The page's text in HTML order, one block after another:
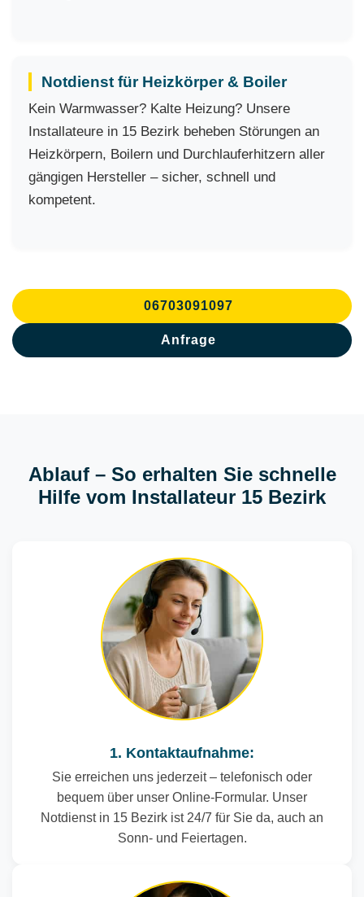
Notdienst für Heizkörper & Boiler
Kein Warmwasser? Kalte Heizung? Unsere
Installateure in 15 Bezirk beheben Störungen an
Heizkörpern, Boilern und Durchlauferhitzern aller
gängigen Hersteller – sicher, schnell und
kompetent.
06703091097
Anfrage
Ablauf – So erhalten Sie schnelle
Hilfe vom Installateur 15 Bezirk
1. Kontaktaufnahme:
Sie erreichen uns jederzeit – telefonisch oder
bequem über unser Online-Formular. Unser
Notdienst in 15 Bezirk ist 24/7 für Sie da, auch an
Sonn- und Feiertagen.